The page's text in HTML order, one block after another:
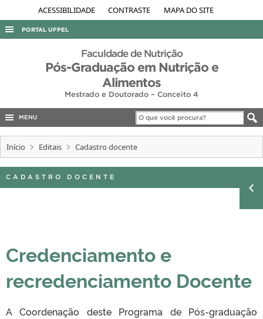
ACESSIBILIDADE CONTRASTE MAPA DO SITE
PORTAL UFPEL
ACESSO À INFORMAÇÃO
AUDITORIA
CONCURSOS
INTERNACIONAL
PORTARIAS
Faculdade de Nutrição
Pós-Graduação em Nutrição e
Alimentos
Mestrado e Doutorado – Conceito 4
MENU
Início Editais Cadastro docente
CADASTRO DOCENTE
Credenciamento e
recredenciamento Docente
A Coordenação deste Programa de Pós-graduação